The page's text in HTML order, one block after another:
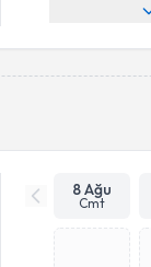
8 Ağu
Cmt